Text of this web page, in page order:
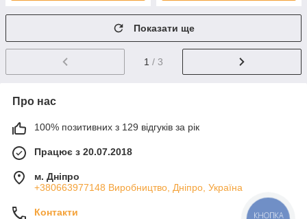
Показати ще
1 / 3
Про нас
100% позитивних з 129 відгуків за рік
Працює з 20.07.2018
м. Дніпро
+380663977148 Виробництво, Дніпро, Україна
Контакти КНОПКА